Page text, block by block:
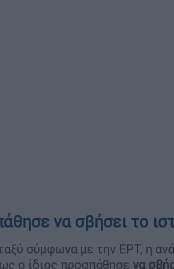
να σβήσει το
σύμφωνα με την ΕΡΤ, η
ο ίδιος προσπάθησε να